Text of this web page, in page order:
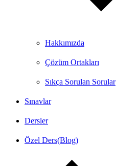
Hakkımızda
Çözüm Ortakları
Sıkça Sorulan Sorular
Sınavlar
Dersler
Özel Ders(Blog)